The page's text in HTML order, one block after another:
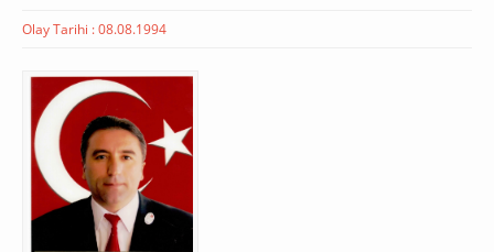
Olay Tarihi : 08.08.1994